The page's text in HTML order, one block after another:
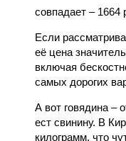
совпадает – 1664
Если
её цена
включая
самых дорогих
А вот говядина –
ест свинину. В
килограмм, что